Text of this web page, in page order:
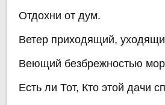
Отдохни от дум.
Ветер приходящий,
Веющий безбрежностью
Есть ли Тот, Кто этой дачи